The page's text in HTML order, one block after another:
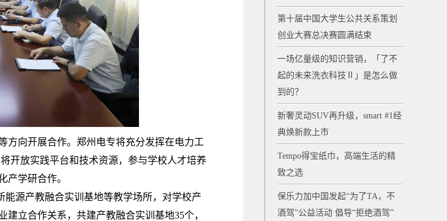
向开展合作。郑州电专将充分发挥在电力工
开放实践平台和技术资源，参与学校人才培养
产学研合作。
源产教融合实训基地等教学场所，对学校产
立合作关系，共建产教融合实训基地35个，
第十届中国大学生公共关系策划
创业大赛总决赛圆满结束
一场亿量级的知识营销，「了不
起的未来洗衣科技Ⅱ」是怎么做
到的？
新奢灵动SUV再升级，smart #1经
典焕新款上市
Tempo得宝纸巾，高端生活的精
致之选
保乐力加中国发起“为了TA，不
酒驾”公益活动 倡导“拒绝酒驾”